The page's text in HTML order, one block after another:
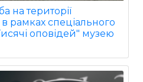
на території
рамках спеціального
оповідей" музею